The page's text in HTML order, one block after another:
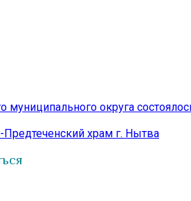
муниципального округа
храм г. Нытва